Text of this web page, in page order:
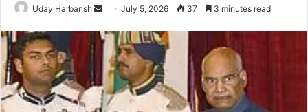
Uday Harbansh
Send
email
July 5, 2026 37 3 minutes read